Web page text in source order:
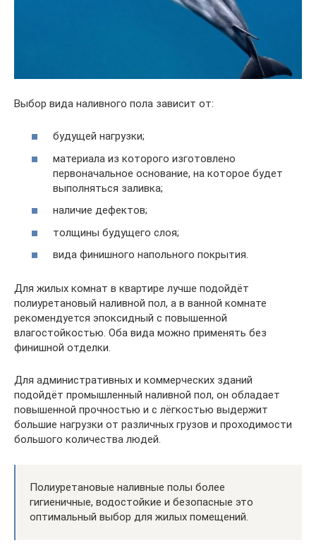
Выбор вида наливного пола зависит от:
будущей нагрузки;
материала из которого изготовлено
первоначальное основание, на которое будет
выполняться заливка;
наличие дефектов;
толщины будущего слоя;
вида финишного напольного покрытия.
Для жилых комнат в квартире лучше подойдёт
полиуретановый наливной пол, а в ванной комнате
рекомендуется эпоксидный с повышенной
влагостойкостью. Оба вида можно применять без
финишной отделки.
Для административных и коммерческих зданий
подойдёт промышленный наливной пол, он обладает
повышенной прочностью и с лёгкостью выдержит
большие нагрузки от различных грузов и проходимости
большого количества людей.
Полиуретановые наливные полы более
гигиеничные, водостойкие и безопасные это
оптимальный выбор для жилых помещений.